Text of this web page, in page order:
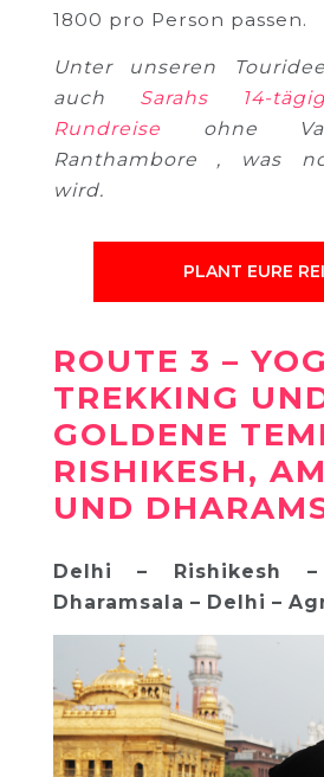
1800 pro Person passen.
Unter unseren
auch Sarahs 14-
Rundreise ohne
Ranthambore , was
wird.
PLANT EURE
ROUTE 3 –
TREKKING
GOLDENE
RISHIKESH,
UND
Delhi – Rishikesh
Dharamsala – Delhi –